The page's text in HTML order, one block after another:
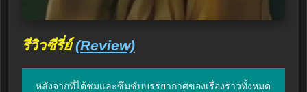
รีวิวซีรี่ย์(Review)
หลังจากที่ได้ชมและซึมซับบรรยากาศของเรื่องราวทั้งหมด